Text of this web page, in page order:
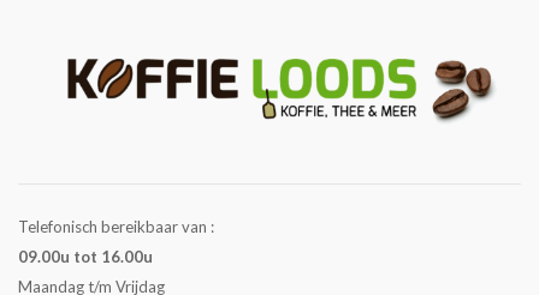
Telefonisch bereikbaar van :
09.00u tot 16.00u
Maandag t/m Vrijdag